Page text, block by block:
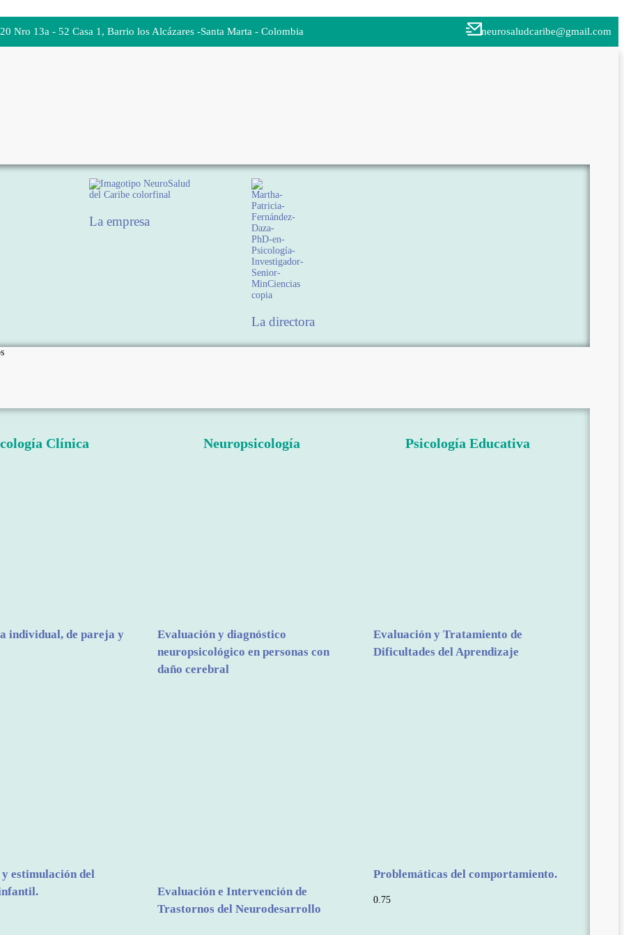
Nro 13a - 52 Casa 1, Barrio los Alcázares -Santa Marta - Colombia neurosaludcaribe@gmail.com
La empresa
La directora
Clínica
individual, de pareja y
estimulación del
Neuropsicología
Evaluación y diagnóstico
neuropsicológico en personas con
daño cerebral
Evaluación e Intervención de
Trastornos del Neurodesarrollo
Psicología Educativa
Evaluación y Tratamiento de
Dificultades del Aprendizaje
Problemáticas del comportamiento.